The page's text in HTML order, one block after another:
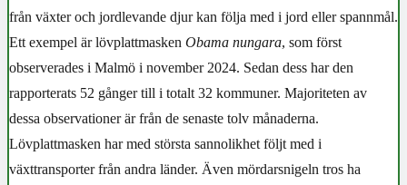
från växter och jordlevande djur kan följa med i jord eller spannmål.
Ett exempel är lövplattmasken Obama nungara, som först
observerades i Malmö i november 2024. Sedan dess har den
rapporterats 52 gånger till i totalt 32 kommuner. Majoriteten av
dessa observationer är från de senaste tolv månaderna.
Lövplattmasken har med största sannolikhet följt med i
växttransporter från andra länder. Även mördarsnigeln tros ha